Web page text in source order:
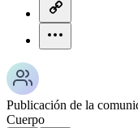
Publicación de la
Cuerpo